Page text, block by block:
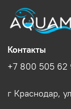
Контакты
+7 800 505 62
г Краснодар,